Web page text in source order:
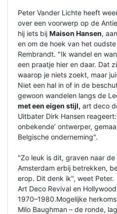
Peter Vander Lichte heeft
over een voorwerp op de
hij iets bij Maison Hansen,
en om de hoek van het
Rembrandt. "Ik wandel en
een praatje hier en daar. Dat
waarop je niets zoekt, maar
Niet een hal in of in de
gewoon wandelen langs de
met een eigen stijl, art deco
Uitbater Dirk Hansen
onbekende’ ontwerper,
Belgische onderneming".
"Zo leuk is dit, graven naar
Amsterdam erbij betrekken,
erop. Dit denk ik", weet Peter.
Art Deco Revival en
1970–1980.Mogelijke
Milo Baughman – de ronde,